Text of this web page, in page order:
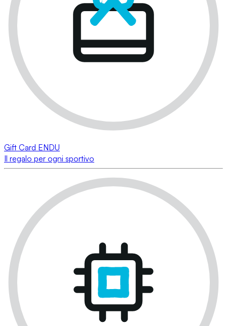
Gift Card ENDU
Il regalo per ogni sportivo